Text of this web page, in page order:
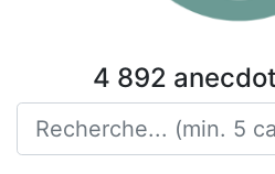
4 892